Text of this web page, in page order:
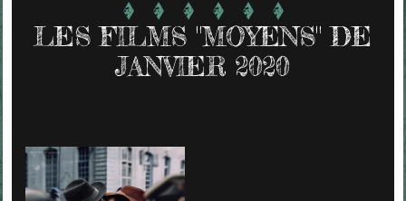
LES FILMS "MOYENS" DE
JANVIER 2020